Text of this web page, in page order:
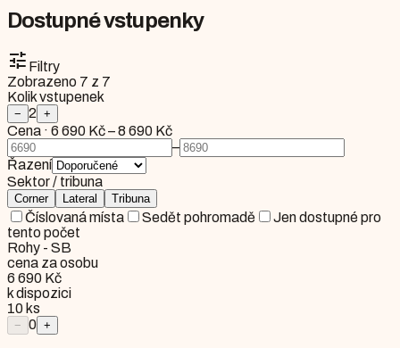
Dostupné vstupenky
tune Filtry
Zobrazeno 7 z 7
Kolik vstupenek
− 2 +
Cena · 6 690 Kč–8 690 Kč
–
Řazení
Sektor / tribuna
Corner Lateral Tribuna
Číslovaná místa Sedět pohromadě
Jen dostupné pro
tento počet
Rohy - SB
cena za osobu
6 690 Kč
k dispozici
10 ks
− 0 +